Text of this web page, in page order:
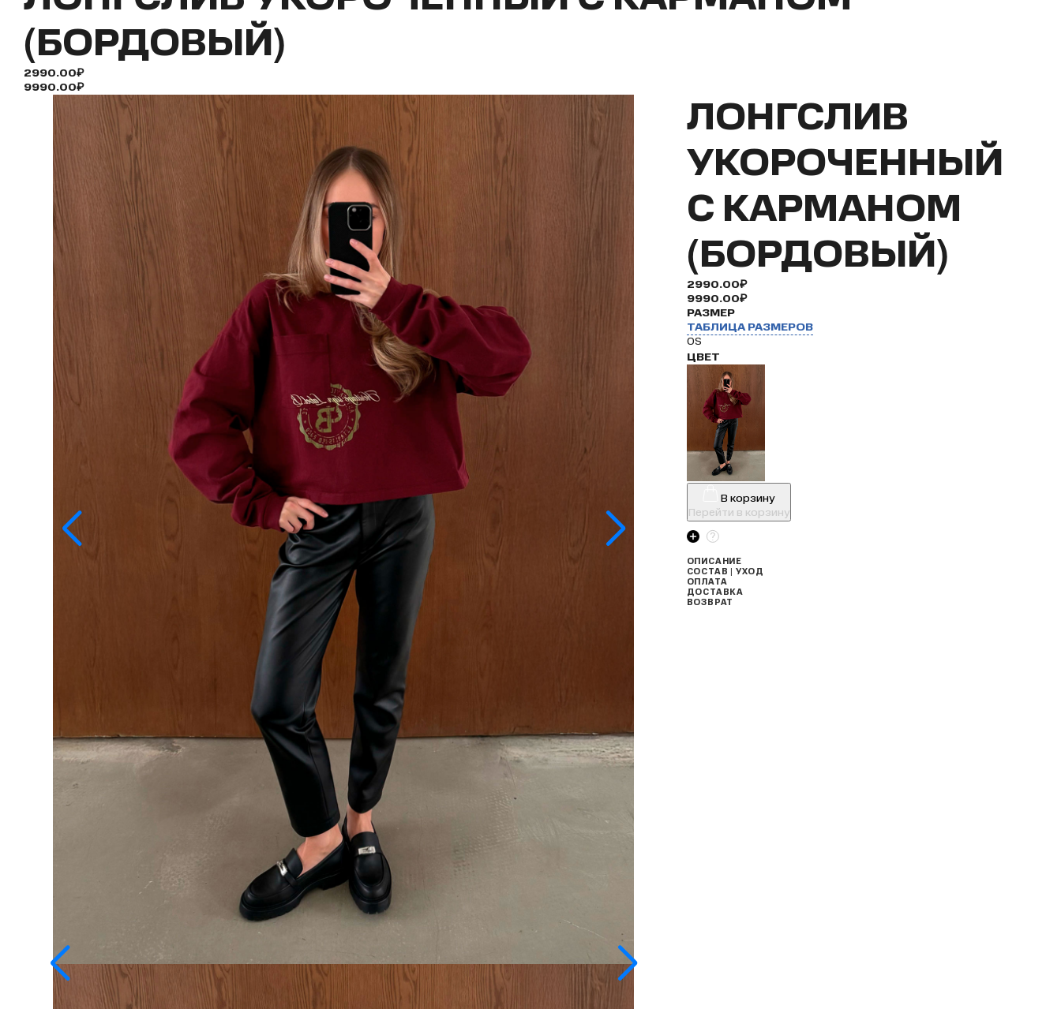
(БОРДОВЫЙ)
2990.00₽
9990.00₽
ЛОНГСЛИВ
УКОРОЧЕННЫЙ
С КАРМАНОМ
(БОРДОВЫЙ)
2990.00₽
9990.00₽
РАЗМЕР
ТАБЛИЦА РАЗМЕРОВ
OS
ЦВЕТ
В корзину
Перейти в корзину
ОПИСАНИЕ
СОСТАВ | УХОД
ОПЛАТА
ДОСТАВКА
ВОЗВРАТ